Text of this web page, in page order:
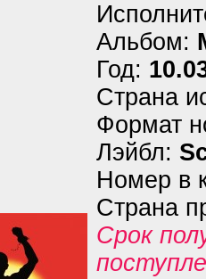
Альбом:
Год:
Страна
Формат
Лэйбл:
Номер в
Страна
Срок